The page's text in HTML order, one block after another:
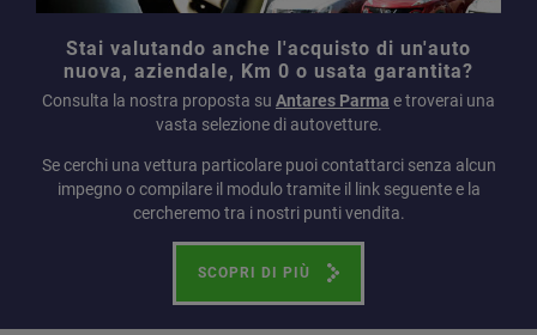
Stai valutando anche l'acquisto di un'auto
nuova, aziendale, Km 0 o usata garantita?
Consulta la nostra proposta su Antares Parma e troverai una
vasta selezione di autovetture.
Se cerchi una vettura particolare puoi contattarci senza alcun
impegno o compilare il modulo tramite il link seguente e la
cercheremo tra i nostri punti vendita.
SCOPRI DI PIÙ